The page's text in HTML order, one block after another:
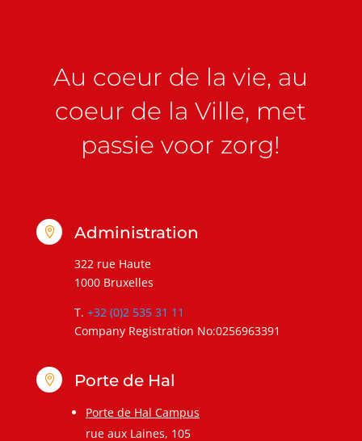
Au coeur de la vie, au
coeur de la Ville, met
passie voor zorg!
 Administration
322 rue Haute
1000 Bruxelles
T. +32 (0)2 535 31 11
Company Registration No:0256963391
 Porte de Hal
Porte de Hal Campus
rue aux Laines, 105